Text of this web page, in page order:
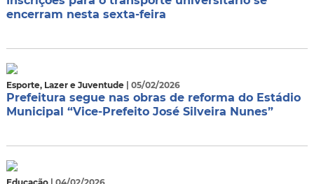
encerram nesta sexta-feira
Esporte, Lazer e Juventude | 05/02/2026
Prefeitura segue nas obras de reforma do Estádio
Municipal “Vice-Prefeito José Silveira Nunes”
Educação | 04/02/2026